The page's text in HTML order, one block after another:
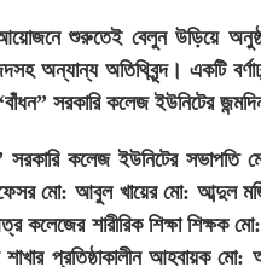
শুরুতেই বেলুন উড়িয়ে
অতিথিবৃন্দ। একটি
সরকারি কলেজ ইউনিটের
কলেজ ইউনিটের সভাপতি
মো: আবুল খায়ের মো: আব্দুল
শারীরিক শিক্ষা শিক্ষক
প্রতিষ্ঠাকালীন আহবায়ক মো: